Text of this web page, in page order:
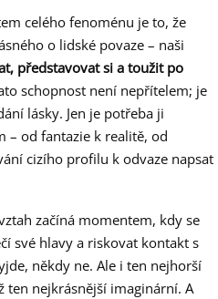
celého fenoménu je to, že
o lidské povaze – naši
představovat si a toužit po
schopnost není nepřítelem; je
lásky. Jen je potřeba ji
– od fantazie k realitě, od
cizího profilu k odvaze napsat
začíná momentem, kdy se
své hlavy a riskovat kontakt s
někdy ne. Ale i ten nejhorší
ten nejkrásnější imaginární. A